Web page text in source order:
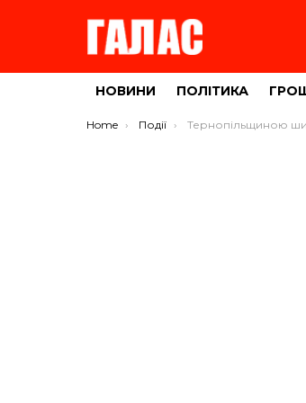
НОВИНИ ПОЛІТИКА
You are here:
Home Події Тернопільщиною шириться благодійність: у місті